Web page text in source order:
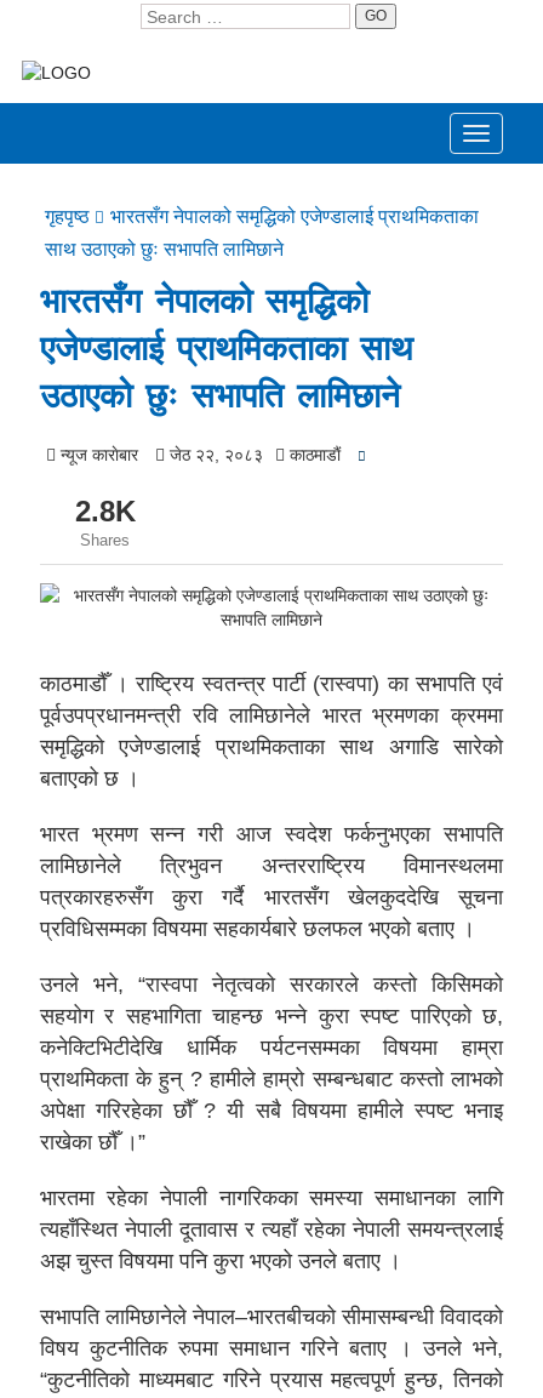
GO
Toggle
गृहपृष्ठ
भारतसँग नेपालको समृद्धिको एजेण्डालाई प्राथमिकताका
साथ उठाएको छुः सभापति लामिछाने
भारतसँग नेपालको समृद्धिको
एजेण्डालाई प्राथमिकताका साथ
उठाएको छुः सभापति लामिछाने
न्यूज काराेबार जेठ २२, २०८३ काठमाडाैं
2.8K
Shares
काठमाडौँ । राष्ट्रिय स्वतन्त्र पार्टी (रास्वपा) का सभापति एवं
पूर्वउपप्रधानमन्त्री रवि लामिछानेले भारत भ्रमणका क्रममा
समृद्धिको एजेण्डालाई प्राथमिकताका साथ अगाडि सारेको
बताएको छ ।
भारत भ्रमण सन्न गरी आज स्वदेश फर्कनुभएका सभापति
लामिछानेले त्रिभुवन अन्तरराष्ट्रिय विमानस्थलमा
पत्रकारहरुसँग कुरा गर्दै भारतसँग खेलकुददेखि सूचना
प्रविधिसम्मका विषयमा सहकार्यबारे छलफल भएको बताए ।
उनले भने, “रास्वपा नेतृत्वको सरकारले कस्तो किसिमको
सहयोग र सहभागिता चाहन्छ भन्ने कुरा स्पष्ट पारिएको छ,
कनेक्टिभिटीदेखि धार्मिक पर्यटनसम्मका विषयमा हाम्रा
प्राथमिकता के हुन् ? हामीले हाम्रो सम्बन्धबाट कस्तो लाभको
अपेक्षा गरिरहेका छौँ ? यी सबै विषयमा हामीले स्पष्ट भनाइ
राखेका छौँ ।”
भारतमा रहेका नेपाली नागरिकका समस्या समाधानका लागि
त्यहाँस्थित नेपाली दूतावास र त्यहाँ रहेका नेपाली समयन्त्रलाई
अझ चुस्त विषयमा पनि कुरा भएको उनले बताए ।
सभापति लामिछानेले नेपाल–भारतबीचको सीमासम्बन्धी विवादको
विषय कुटनीतिक रुपमा समाधान गरिने बताए । उनले भने,
“कुटनीतिको माध्यमबाट गरिने प्रयास महत्वपूर्ण हुन्छ, तिनको